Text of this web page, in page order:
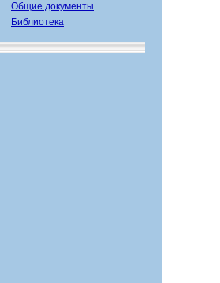
Общие документы
Библиотека